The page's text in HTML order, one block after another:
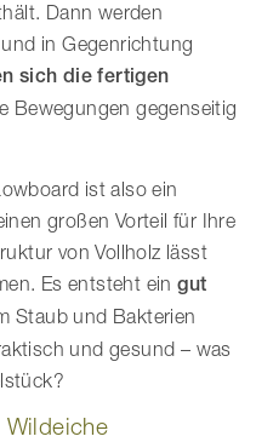
Dann werden
in Gegenrichtung
sich die fertigen
Bewegungen gegenseitig
ist also ein
großen Vorteil für Ihre
von Vollholz lässt
Es entsteht eingut
Staub und Bakterien
und gesund – was
Wildeiche